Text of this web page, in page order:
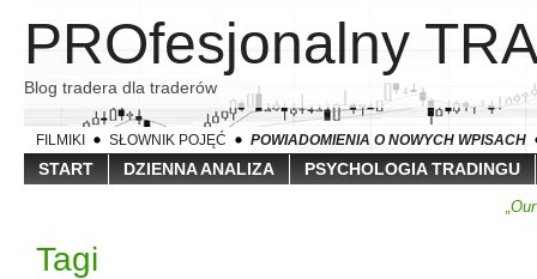
PROfesjonalny
Blog tradera dla traderów
FILMIKI SŁOWNIK POJĘĆ POWIADOMIENIA O NOWYCH WPISACH
START DZIENNA ANALIZA PSYCHOLOGIA TRADINGU
Tagi